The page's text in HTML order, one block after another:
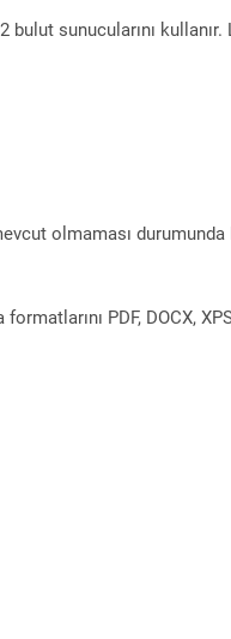
bulut sunucularını
olmaması
PDF, DOCX,